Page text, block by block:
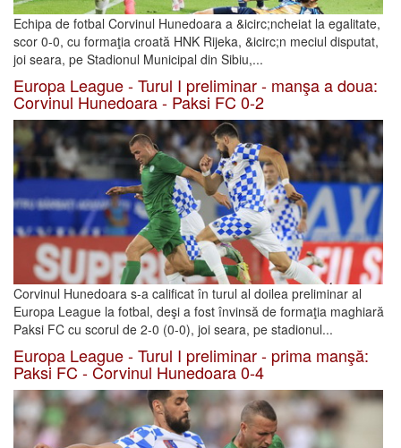
Echipa de fotbal Corvinul Hunedoara a &icirc;ncheiat la egalitate,
scor 0-0, cu formaţia croată HNK Rijeka, &icirc;n meciul disputat,
joi seara, pe Stadionul Municipal din Sibiu,...
Europa League - Turul I preliminar - manşa a doua:
Corvinul Hunedoara - Paksi FC 0-2
Corvinul Hunedoara s-a calificat în turul al doilea preliminar al
Europa League la fotbal, deşi a fost învinsă de formaţia maghiară
Paksi FC cu scorul de 2-0 (0-0), joi seara, pe stadionul...
Europa League - Turul I preliminar - prima manşă:
Paksi FC - Corvinul Hunedoara 0-4